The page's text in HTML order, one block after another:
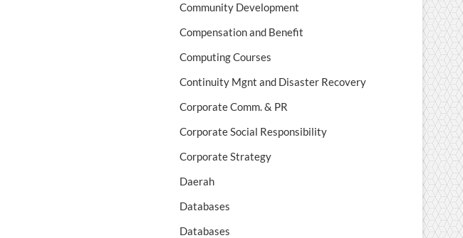
Community Development
Compensation and Benefit
Computing Courses
Continuity Mgnt and Disaster Recovery
Corporate Comm. & PR
Corporate Social Responsibility
Corporate Strategy
Daerah
Databases
Databases